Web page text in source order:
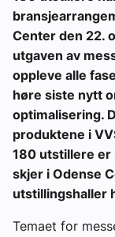
Center den 22.
utgaven av
oppleve alle
høre siste nytt
optimalisering.
produktene i
180 utstillere er
skjer i Odense
utstillingshaller
Temaet for